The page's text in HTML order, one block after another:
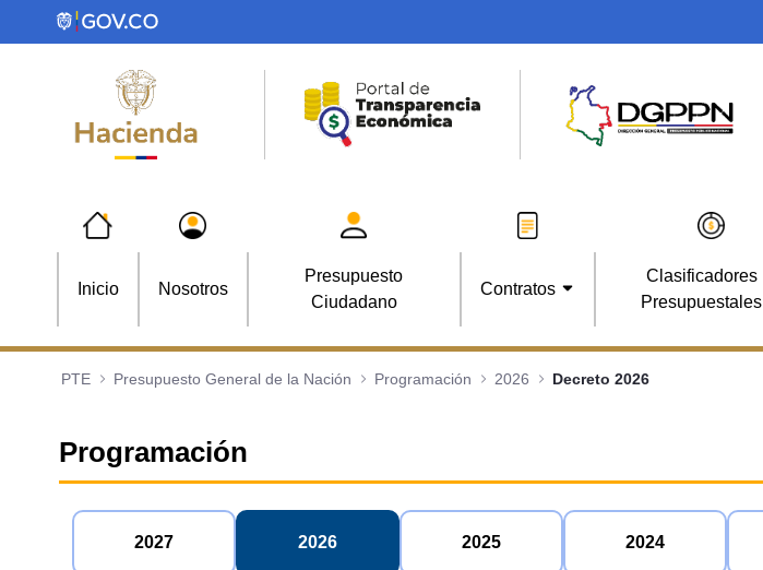
Saltar al contenido principal
Inicio Nosotros
Presupuesto
Ciudadano
Contratos
Clasificadores
Presupuestales
PTE Presupuesto General de la Nación Programación 2026 Decreto 2026
Programación
2027 2026 2025 2024